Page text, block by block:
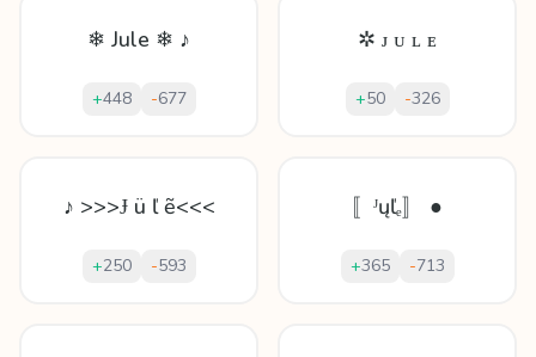
❄ Jule ❄ ♪
+448 -677
✲ ᴊ ᴜ ʟ ᴇ
+50 -326
♪ >>>Ɉ ü ľ ẽ<<<
+250 -593
〚ᴶųľₑ〛 ●
+365 -713